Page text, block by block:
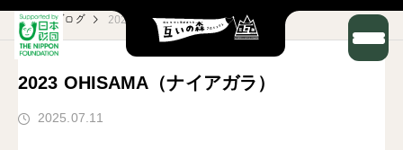
ブログ 2023 OHISAMA（ナイアガラ）
2023 OHISAMA（ナイアガラ）
2025.07.11